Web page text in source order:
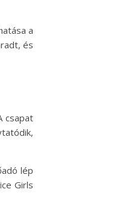
a
és
csapat
lép
Girls